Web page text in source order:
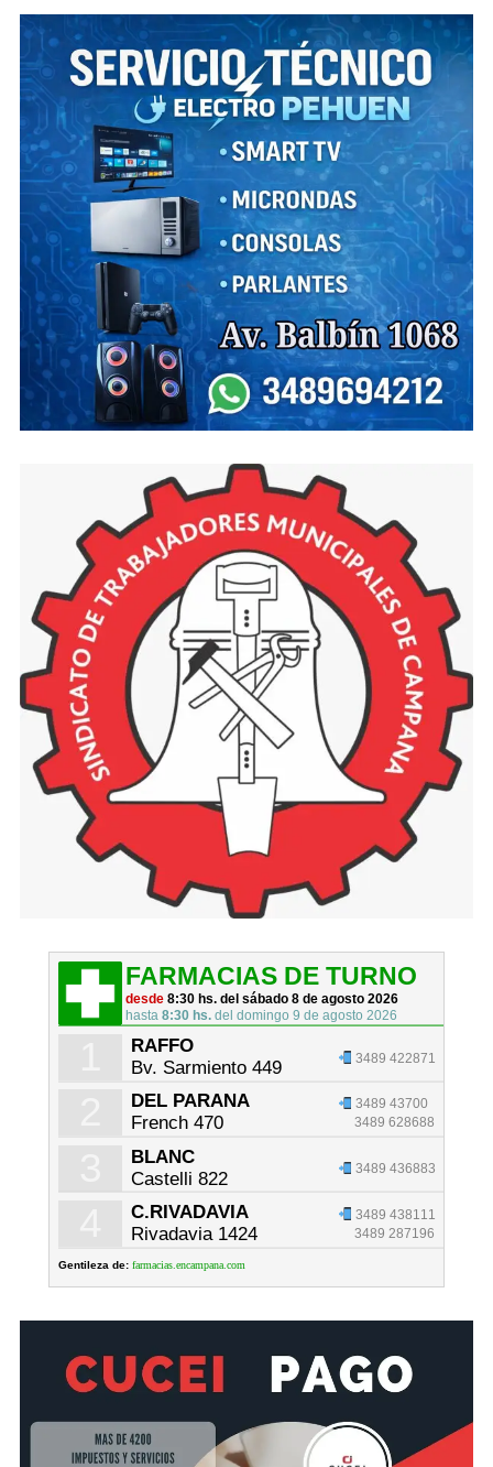
FARMACIAS DE TURNO
desde8:30 hs. del sábado 8 de agosto 2026
hasta8:30 hs. del domingo 9 de agosto 2026
RAFFO
Bv. Sarmiento 449
3489 422871
DEL PARANA
French 470
3489 43700
3489 628688
BLANC
Castelli 822
3489 436883
C.RIVADAVIA
Rivadavia 1424
3489 438111
3489 287196
Gentileza de: farmacias.encampana.com